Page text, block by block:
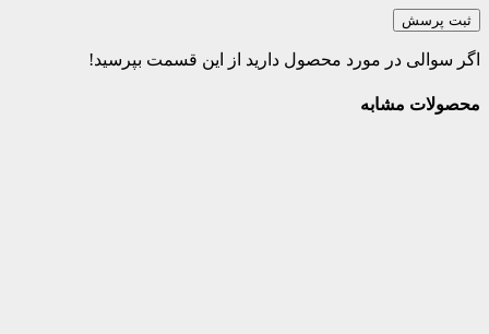
ثبت پرسش
اگر سوالی در مورد محصول دارید از این قسمت بپرسید!
محصولات مشابه